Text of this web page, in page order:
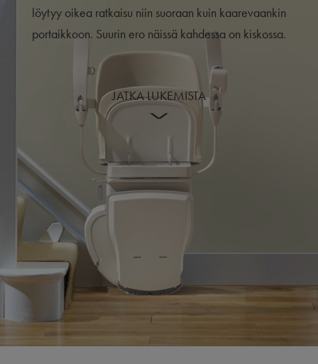
löytyy oikea ratkaisu niin suoraan kuin kaarevaankin
portaikkoon. Suurin ero näissä kahdessa on kiskossa.
JATKA LUKEMISTA